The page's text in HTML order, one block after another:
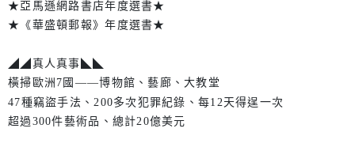
★亞馬遜網路書店年度選書★
★《華盛頓郵報》年度選書★
◢◢真人真事◣◣
橫掃歐洲7國——博物館、藝廊、大教堂
47種竊盜手法、200多次犯罪紀錄、每12天得逞一次
超過300件藝術品、總計20億美元